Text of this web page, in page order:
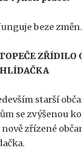
beze změn.
ZŘÍDILO
starší
se zvýšenou
zřízené